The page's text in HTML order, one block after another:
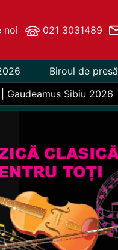
noi 021 3031489
Biroul de presă
Gaudeamus Sibiu 2026